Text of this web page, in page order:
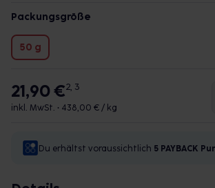
Packungsgröße
50 g
21,90 €2, 3
inkl. MwSt. • 438,00 € / kg
Du erhältst voraussichtlich 5 PAYBACK